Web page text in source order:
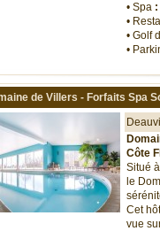
• Spa :
•
• Golf
•
de Villers - Forfaits Spa
Côte
Situé
le
Cet
vue